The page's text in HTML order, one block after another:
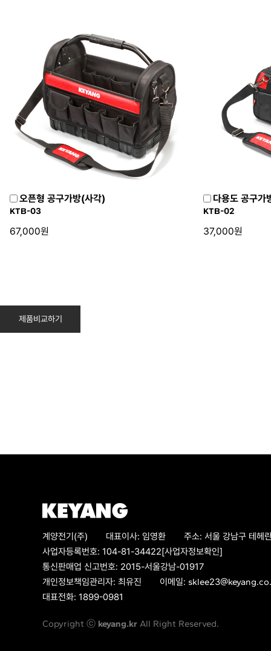
오픈형 공구가방(사각)
KTB-03
67,000원
다용도 공구가
KTB-02
37,000원
제품비교하기
계양전기(주) 대표이사: 임영환 주소: 서울 강남구 테헤
사업자등록번호: 104-81-34422[사업자정보확인]
통신판매업 신고번호: 2015-서울강남-01917
개인정보책임관리자: 최유진 이메일:
대표전화: 1899-0981
Copyright ⓒ keyang.kr All Right Reserved.